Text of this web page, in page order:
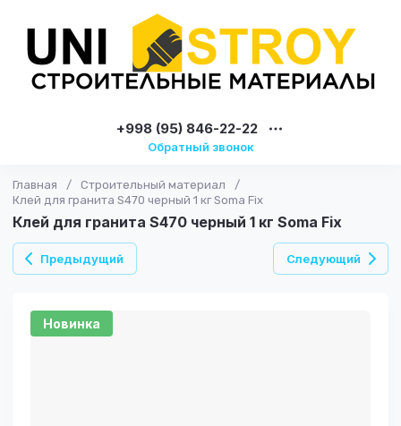
+998 (95) 846-22-22
Обратный звонок
Главная / Строительный материал
/
Клей для гранита S470 черный 1 кг Soma Fix
Клей для гранита S470 черный 1 кг Soma Fix
Предыдущий Следующий
Новинка